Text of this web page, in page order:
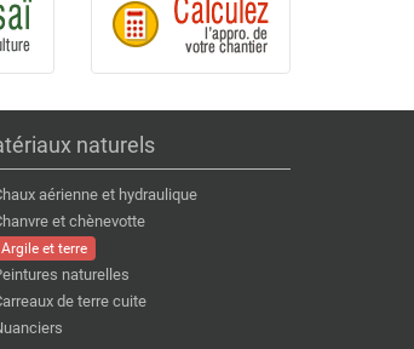
naturels
aérienne et hydraulique
et chènevotte
Argile et terre
naturelles
de terre cuite